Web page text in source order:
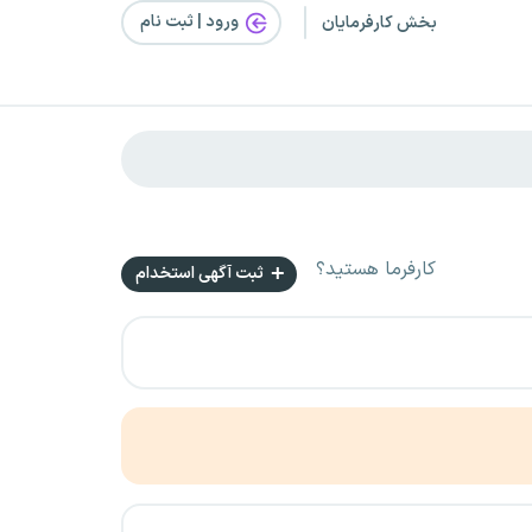
بخش کارفرمایان ورود | ثبت‌ نام
کارفرما هستید؟ ثبت آگهی استخدام